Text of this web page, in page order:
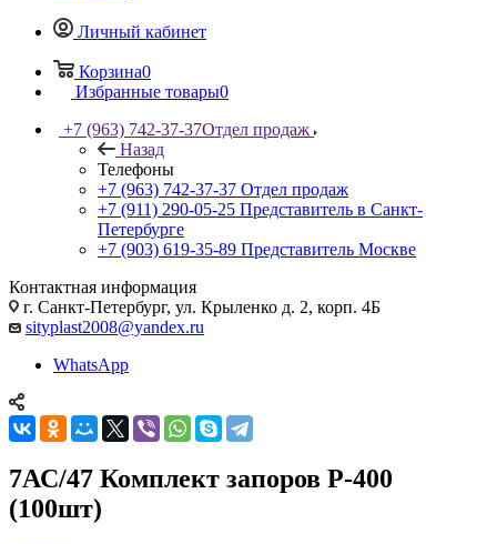
Личный кабинет
Корзина0
Избранные товары0
+7 (963) 742-37-37Отдел продаж
Назад
Телефоны
+7 (963) 742-37-37 Отдел продаж
+7 (911) 290-05-25 Представитель в Санкт-
Петербурге
+7 (903) 619-35-89 Представитель Москве
Контактная информация
г. Санкт-Петербург, ул. Крыленко д. 2, корп. 4Б
sityplast2008@yandex.ru
WhatsApp
7АС/47 Комплект запоров Р-400
(100шт)